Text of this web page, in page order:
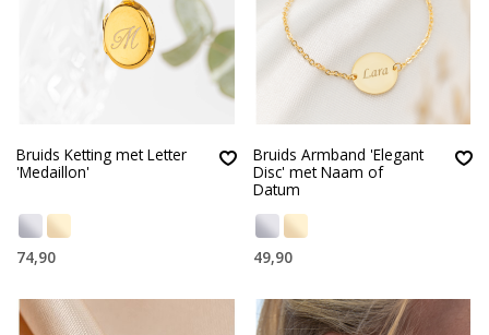
Bruids Ketting met Letter
'Medaillon'
74,90
Bruids Armband 'Elegant
Disc' met Naam of
Datum
49,90